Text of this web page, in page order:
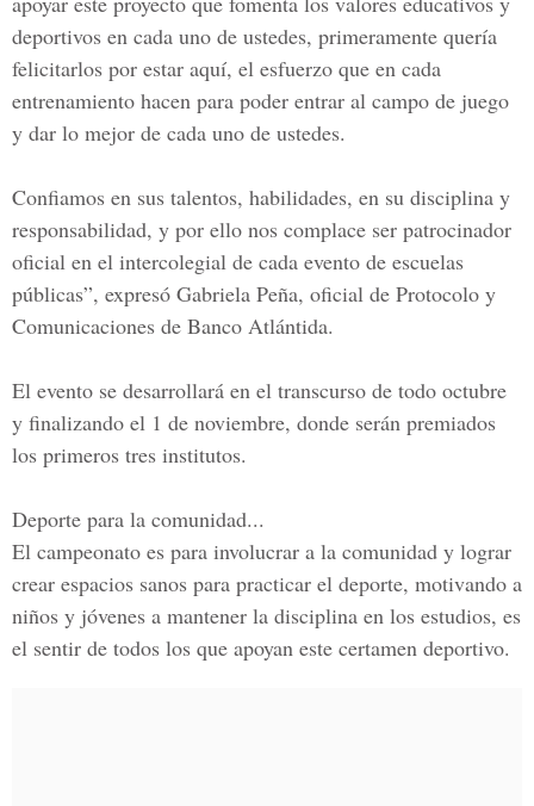
deportivos en cada uno de ustedes, primeramente quería
felicitarlos por estar aquí, el esfuerzo que en cada
entrenamiento hacen para poder entrar al campo de juego
y dar lo mejor de cada uno de ustedes.
Confiamos en sus talentos, habilidades, en su disciplina y
responsabilidad, y por ello nos complace ser patrocinador
oficial en el intercolegial de cada evento de escuelas
públicas”, expresó Gabriela Peña, oficial de Protocolo y
Comunicaciones de Banco Atlántida.
El evento se desarrollará en el transcurso de todo octubre
y finalizando el 1 de noviembre, donde serán premiados
los primeros tres institutos.
Deporte para la comunidad...
El campeonato es para involucrar a la comunidad y lograr
crear espacios sanos para practicar el deporte, motivando a
niños y jóvenes a mantener la disciplina en los estudios, es
el sentir de todos los que apoyan este certamen deportivo.